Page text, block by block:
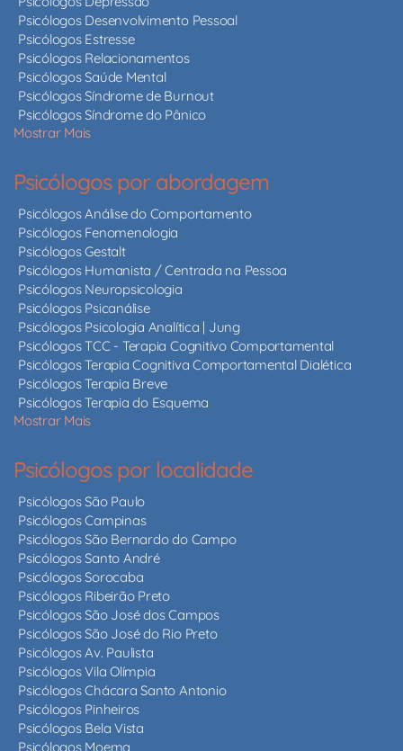
Psicólogos Desenvolvimento Pessoal
Psicólogos Estresse
Psicólogos Relacionamentos
Psicólogos Saúde Mental
Psicólogos Síndrome de Burnout
Psicólogos Síndrome do Pânico
Mostrar Mais
Psicólogos por abordagem
Psicólogos Análise do Comportamento
Psicólogos Fenomenologia
Psicólogos Gestalt
Psicólogos Humanista / Centrada na Pessoa
Psicólogos Neuropsicologia
Psicólogos Psicanálise
Psicólogos Psicologia Analítica | Jung
Psicólogos TCC - Terapia Cognitivo Comportamental
Psicólogos Terapia Cognitiva Comportamental Dialética
Psicólogos Terapia Breve
Psicólogos Terapia do Esquema
Mostrar Mais
Psicólogos por localidade
Psicólogos São Paulo
Psicólogos Campinas
Psicólogos São Bernardo do Campo
Psicólogos Santo André
Psicólogos Sorocaba
Psicólogos Ribeirão Preto
Psicólogos São José dos Campos
Psicólogos São José do Rio Preto
Psicólogos Av. Paulista
Psicólogos Vila Olímpia
Psicólogos Chácara Santo Antonio
Psicólogos Pinheiros
Psicólogos Bela Vista
Psicólogos Moema